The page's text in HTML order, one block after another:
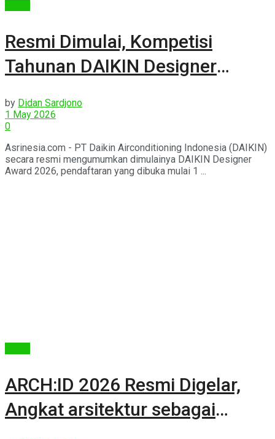
Resmi Dimulai, Kompetisi
Tahunan DAIKIN Designer
by Didan Sardjono
1 May 2026
0
Asrinesia.com - PT Daikin Airconditioning Indonesia (DAIKIN)
secara resmi mengumumkan dimulainya DAIKIN Designer
Award 2026, pendaftaran yang dibuka mulai 1 ...
ARCH:ID 2026 Resmi Digelar,
Angkat arsitektur sebagai